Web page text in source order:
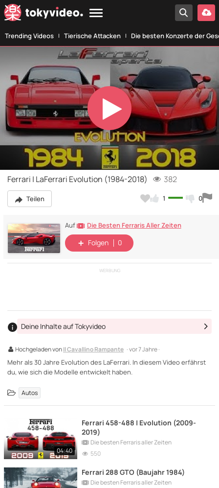
Trending Videos Tierische Attacken Die besten Konzerte der
Play
Video
Ferrari | LaFerrari Evolution (1984-2018) 382
Teilen 1 0
Auf Die Besten Ferraris Aller Zeiten
Folgen 0
WERBUNG
Hochgeladen vonIl Cavallino Rampante · vor 7 Jahre ·
Deine Inhalte auf Tokyvideo
Mehr als 30 Jahre Evolution des LaFerrari. In diesem Video erfährst
du, wie sich die Modelle entwickelt haben.
Autos
04:40
Ferrari 458-488 | Evolution (2009-
2019)
Die besten Ferraris aller Zeiten
550
Ferrari 288 GTO (Baujahr 1984)
Die besten Ferraris aller Zeiten